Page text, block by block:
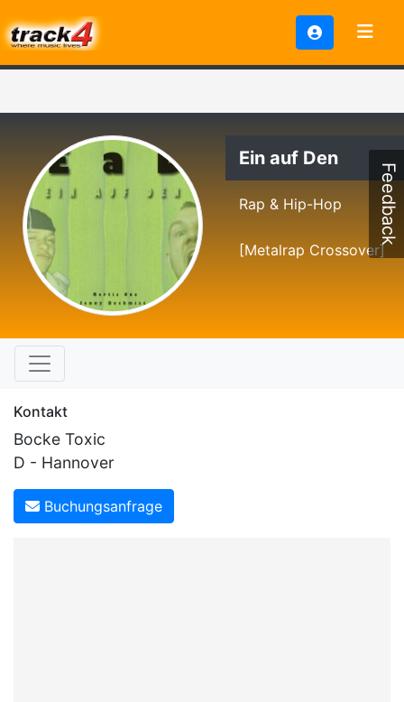
Ein auf Den
Rap & Hip-Hop
[Metalrap Crossover]
Kontakt
Bocke Toxic
D - Hannover
Buchungsanfrage
Feedback